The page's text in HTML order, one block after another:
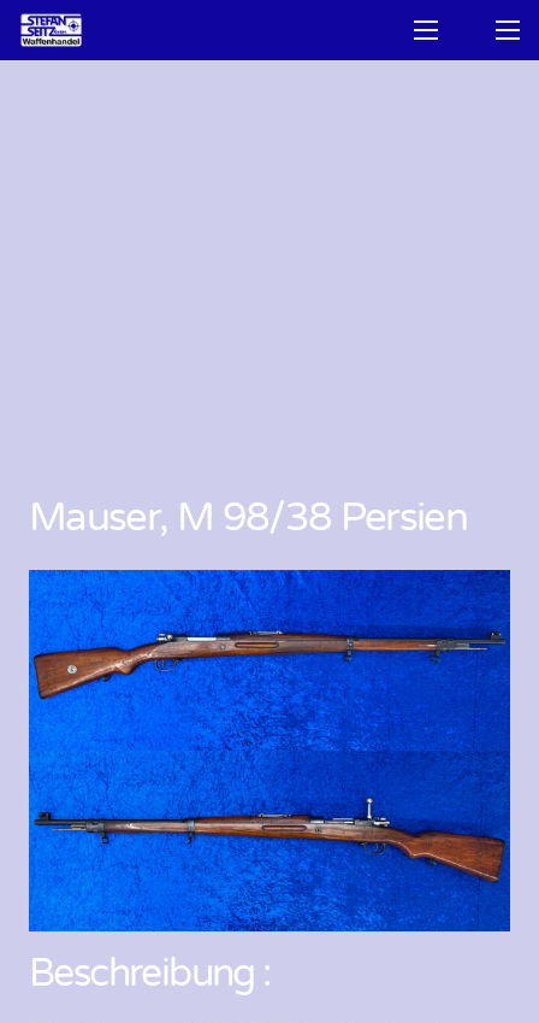
Mauser, M 98/38 Persien
Beschreibung :